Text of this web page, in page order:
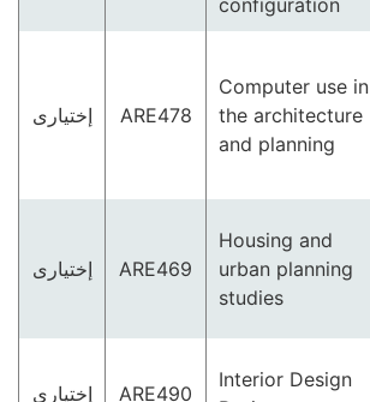
configuration
Computer use in
the architecture
and planning
ARE478 إختيارى
Housing and
urban planning
studies
ARE469 إختيارى
Interior Design
ARE490 إختيارى